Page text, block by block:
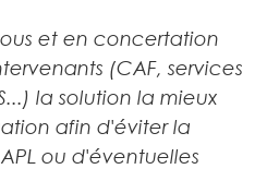
et en concertation
(CAF, services
la solution la mieux
afin d'éviter la
ou d'éventuelles